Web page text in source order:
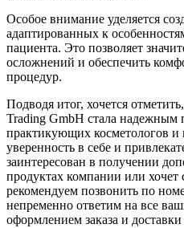
Особое внимание уделяется
адаптированных к
пациента. Это позволяет
осложнений и обеспечить
процедур.
Подводя итог, хочется
Trading GmbH стала
практикующих косметологов и
уверенность в себе и
заинтересован в получении
продуктах компании или хочет
рекомендуем позвонить по
непременно ответим на все
оформлением заказа и